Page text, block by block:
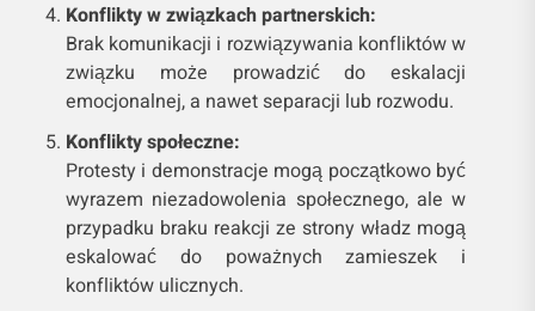
Konflikty w związkach partnerskich:
Brak komunikacji i rozwiązywania konfliktów w
związku może prowadzić do eskalacji
emocjonalnej, a nawet separacji lub rozwodu.
Konflikty społeczne:
Protesty i demonstracje mogą początkowo być
wyrazem niezadowolenia społecznego, ale w
przypadku braku reakcji ze strony władz mogą
eskalować do poważnych zamieszek i
konfliktów ulicznych.